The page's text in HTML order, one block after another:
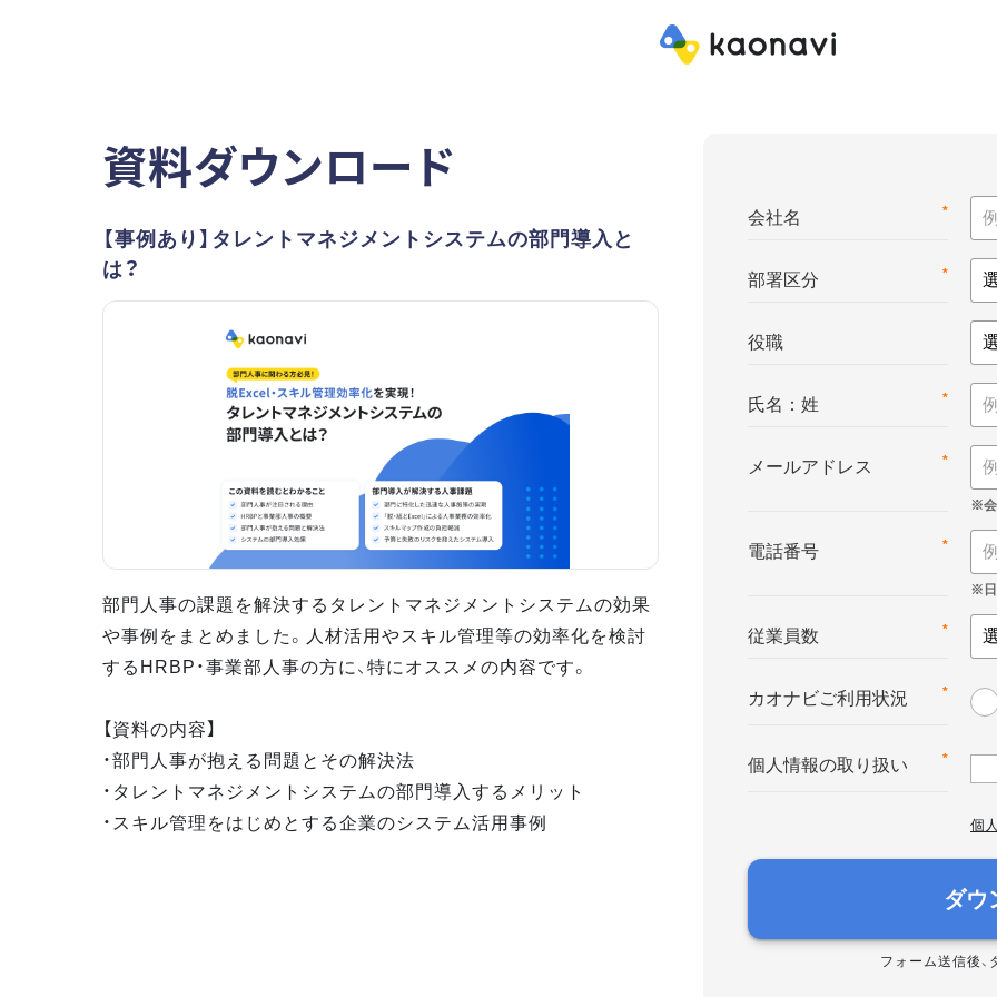
資料ダウンロード
【事例あり】タレントマネジメントシステムの部門導入と
は？
部門人事の課題を解決するタレントマネジメントシステムの効果
や事例をまとめました。人材活用やスキル管理等の効率化を検討
するHRBP・事業部人事の方に、特にオススメの内容です。
【資料の内容】
・部門人事が抱える問題とその解決法
・タレントマネジメントシステムの部門導入するメリット
・スキル管理をはじめとする企業のシステム活用事例
*
会社名
*
部署区分
役職
*
氏名：姓
*
メールアドレス
*
電話番号
*
従業員数
*
カオナビご利用状況
*
個人情報の取り扱い
個
ダウ
フォーム送信後